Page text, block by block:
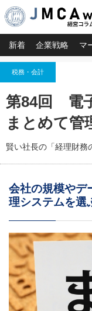
新着 企業戦略 マ
税務・会計
第84回 電
まとめて管
賢い社長の「経理財務
会社の規模やデ
理システムを選